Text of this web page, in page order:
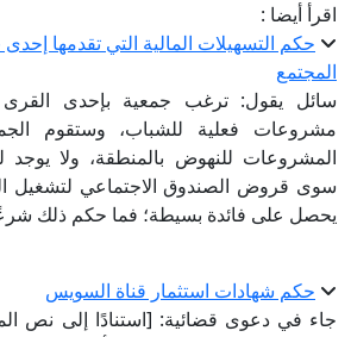
اقرأ أيضا :
حكم التسهيلات المالية التي تقدمها
المجتمع
سائل يقول: ترغب جمعية بإحدى القرى
مشروعات فعلية للشباب، وستقوم
المشروعات للنهوض بالمنطقة، ولا يوجد
سوى قروض الصندوق الاجتماعي لتشغيل
يحصل على فائدة بسيطة؛ فما حكم ذلك
حكم شهادات استثمار قناة السويس